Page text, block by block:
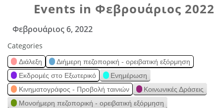
Events in Φεβρουάριος 2022
Φεβρουάριος 6, 2022
Categories
Διάλεξη
Διήμερη πεζοπορική - ορειβατική εξόρμηση
Εκδρομές στο Εξωτερικό
Ενημέρωση
Κινηματογράφος - Προβολή ταινιών
Κοινωνικές Δράσεις
Μονοήμερη πεζοπορική - ορειβατική εξόρμηση